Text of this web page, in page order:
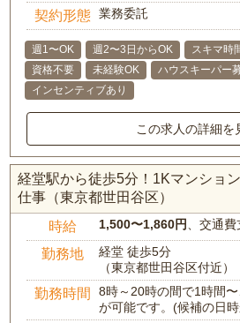
契約形態 業務委託
週1〜OK 週2〜3日からOK スキマ時
資格不要
未経験OK ハウスキーパー
インセンティブあり
この求人の詳細を
経堂駅から徒歩5分！1Kマンショ
仕事（東京都世田谷区）
時給 1,500〜1,860円、交通費
勤務地
経堂 徒歩5分
（東京都世田谷区付近）
勤務時間
8時～20時の間で1時間
が可能です。(候補の日